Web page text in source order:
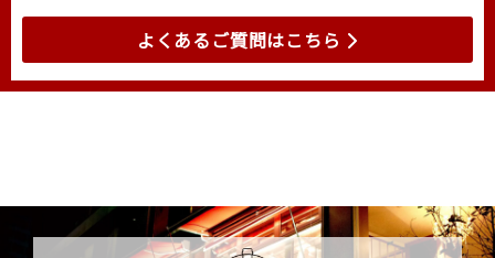
よくあるご質問はこちら